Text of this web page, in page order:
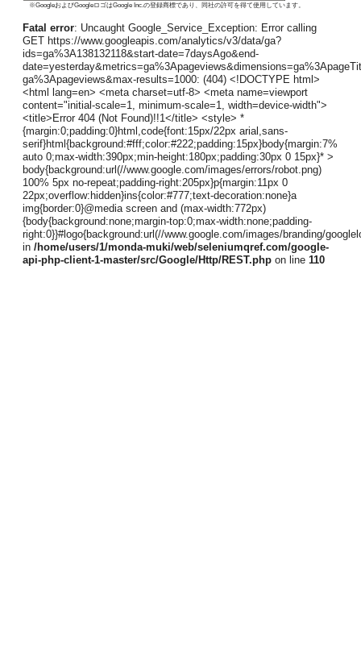
※GoogleおよびGoogleロゴはGoogle Inc.の登録商標であり、同社の許可を得て使用しています。
Fatal error: Uncaught Google_Service_Exception: Error calling
GET https://www.googleapis.com/analytics/v3/data/ga?
ids=ga%3A138132118&start-date=7daysAgo&end-
ga%3Apageviews&max-results=1000: (404) <!DOCTYPE html>
<html lang=en> <meta charset=utf-8> <meta name=viewport
content="initial-scale=1, minimum-scale=1, width=device-width">
<title>Error 404 (Not Found)!!1</title> <style> *
{margin:0;padding:0}html,code{font:15px/22px arial,sans-
serif}html{background:#fff;color:#222;padding:15px}body{margin:7%
auto 0;max-width:390px;min-height:180px;padding:30px 0 15px}* >
body{background:url(//www.google.com/images/errors/robot.png)
100% 5px no-repeat;padding-right:205px}p{margin:11px 0
22px;overflow:hidden}ins{color:#777;text-decoration:none}a
img{border:0}@media screen and (max-width:772px)
{body{background:none;margin-top:0;max-width:none;padding-
right:0}}#logo{background:url(//www.google.com/images/branding/
in/home/users/1/monda-muki/web/seleniumqref.com/google-
api-php-client-1-master/src/Google/Http/REST.php on line 110